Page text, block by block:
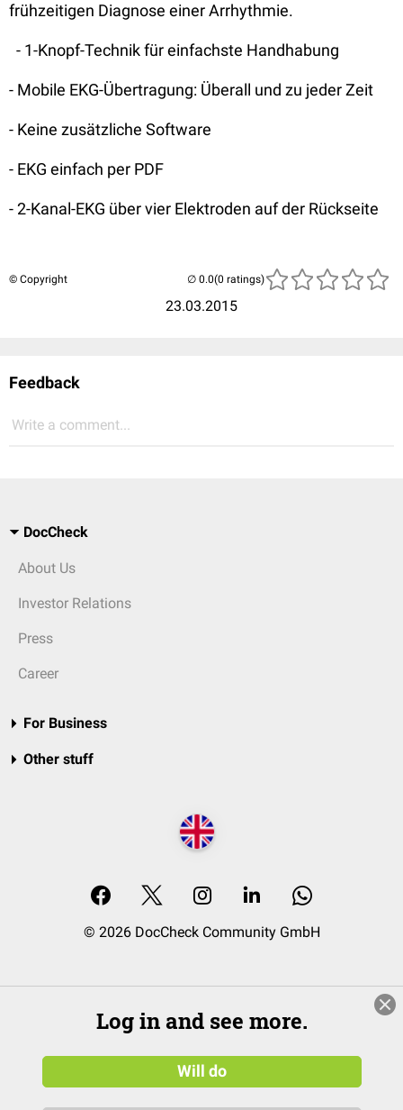
frühzeitigen Diagnose einer Arrhythmie.
- 1-Knopf-Technik für einfachste Handhabung
- Mobile EKG-Übertragung: Überall und zu jeder Zeit
- Keine zusätzliche Software
- EKG einfach per PDF
- 2-Kanal-EKG über vier Elektroden auf der Rückseite
© Copyright
23.03.2015
(0 ratings)
Feedback
Write a comment...
DocCheck
About Us
Investor Relations
Press
Career
For Business
Other stuff
© 2026 DocCheck Community GmbH
Log in and see more.
Will do